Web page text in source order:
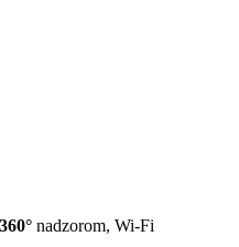
360° nadzorom, Wi-Fi